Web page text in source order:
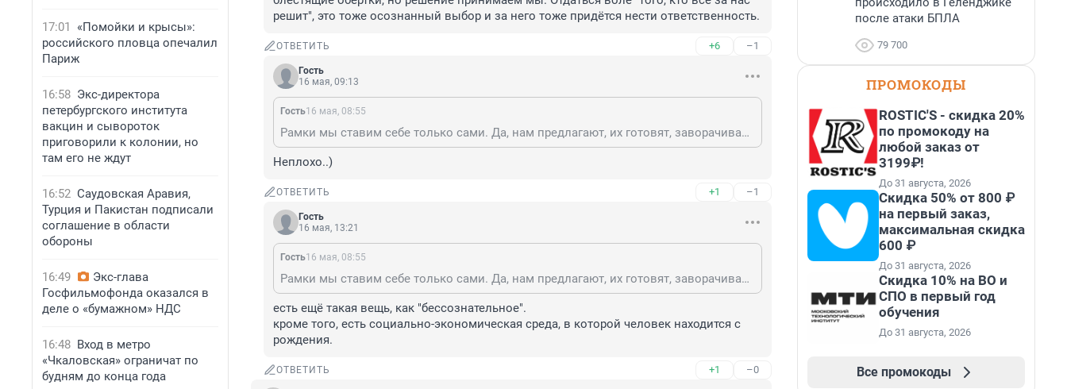
17:01
«Помойки и крысы»:
российского пловца опечалил
Париж
16:58 Экс-директора
петербургского института
вакцин и сывороток
приговорили к колонии, но
там его не ждут
16:52 Саудовская Аравия,
Турция и Пакистан подписали
соглашение в области
обороны
16:49
Экс-глава
Госфильмофонда оказался в
деле о «бумажном» НДС
16:48 Вход в метро
«Чкаловская» ограничат по
будням до конца года
решит", это тоже осознанный выбор и за него тоже придётся нести ответственность.
ОТВЕТИТЬ +6 –1
Гость
16 мая, 09:13
Гость16 мая, 08:55
Рамки мы ставим себе только сами. Да, нам предлагают, их готовят, заворачивают в блестящие обёртки, но решение принимаем мы. Отдаться воле "того, кто всё за нас решит", это тоже осознанный выбор и за него тоже придётся нести ответственность.
Неплохо..)
ОТВЕТИТЬ +1 –1
Гость
16 мая, 13:21
Гость16 мая, 08:55
Рамки мы ставим себе только сами. Да, нам предлагают, их готовят, заворачивают в блестящие обёртки, но решение принимаем мы. Отдаться воле "того, кто всё за нас решит", это тоже осознанный выбор и за него тоже придётся нести ответственность.
есть ещё такая вещь, как "бессознательное".
кроме того, есть социально-экономическая среда, в которой человек находится с
рождения.
ОТВЕТИТЬ +1 –0
после атаки БПЛА
79 700
ПРОМОКОДЫ
ROSTIC'S - скидка 20%
по промокоду на
любой заказ от
3199₽!
До 31 августа, 2026
Скидка 50% от 800 ₽
на первый заказ,
максимальная скидка
600 ₽
До 31 августа, 2026
Скидка 10% на ВО и
СПО в первый год
обучения
До 31 августа, 2026
Все промокоды